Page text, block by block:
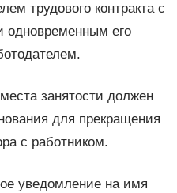
трудового контракта с
одновременным его
занятости должен
для прекращения
с работником.
уведомление на имя